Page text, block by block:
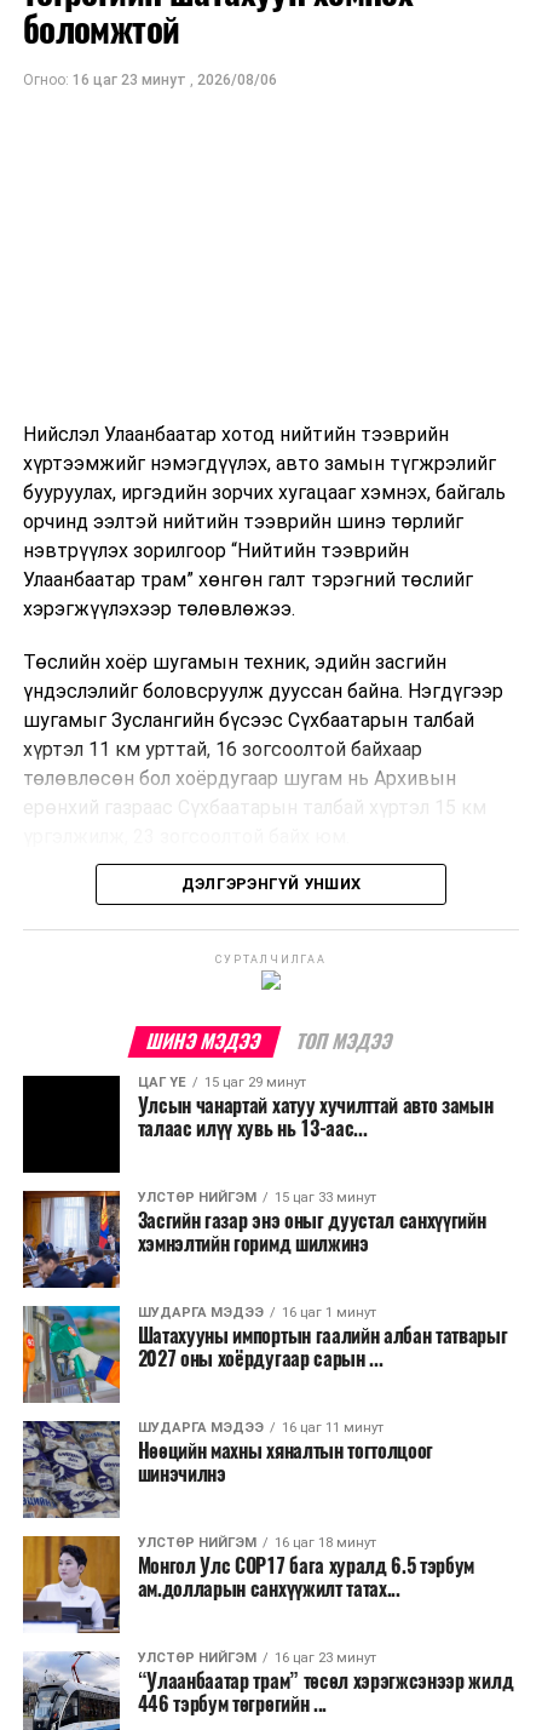
ам.долларбайхаар тооцжээ.
боломжтой
Огноо: 16 цаг 23 минут , 2026/08/06
Нийслэл Улаанбаатар хотод нийтийн тээврийн
хүртээмжийг нэмэгдүүлэх, авто замын түгжрэлийг
бууруулах, иргэдийн зорчих хугацааг хэмнэх, байгаль
орчинд ээлтэй нийтийн тээврийн шинэ төрлийг
нэвтрүүлэх зорилгоор “Нийтийн тээврийн
Улаанбаатар трам” хөнгөн галт тэрэгний төслийг
хэрэгжүүлэхээр төлөвлөжээ.
Төслийн хоёр шугамын техник, эдийн засгийн
үндэслэлийг боловсруулж дууссан байна. Нэгдүгээр
шугамыг Зуслангийн бүсээс Сүхбаатарын талбай
хүртэл 11 км урттай, 16 зогсоолтой байхаар
төлөвлөсөн бол хоёрдугаар шугам нь Архивын
ерөнхий газраас Сүхбаатарын талбай хүртэл 15 км
Төслийг бүрэн хэрэгжүүлснээр цагт 10-12 мянган
Трамвайн системийг хөгжүүлснээр нийтийн тээвэрт
суурилсан хот төлөвлөлтийг дэмжиж, шугам болон
зогсоолуудыг түшиглэсэн худалдаа, үйлчилгээ, орон
сууцны шинэ бүсүүд бий болох боломжтой. Үүний
зэрэгцээ ажлын байр нэмэгдэх, жижиг, дунд
бизнесийн үйл ажиллагаа өргөжих, үл хөдлөх
хөрөнгийн үнэ цэнэ өсөх зэрэг эдийн засгийн эерэг
үр нөлөө үзүүлнэ гэж тооцсон байна.
Трамвай нь цахилгаан эрчим хүчээр ажилладаг тул
ашиглалтын явцад агаар бохирдуулагч бодис шууд
ялгаруулахгүй. Иргэд хувийн автомашинаас их
багтаамжийн нийтийн тээвэрт шилжсэнээр замын
хөдөлгөөний ачаалал, нүүрстөрөгчийн давхар исэл
болон бусад хүлэмжийн хийн ялгарлыг бууруулах ач
холбогдолтой.
Түгжрэлээс үүдэлтэй эдийн засгийн алдагдлыг
тооцоход нэг автомашин өдөрт дунджаар 2.5 цаг
түгжрэлд саатахдаа 3.45 литр шатахууныг үр ашиггүй
зарцуулдаг байна. Ингэснээр нэг жолооч өдөрт
8,238.6 төгрөг, жилд 1.7 сая гаруй төгрөгийн
шатахууны зардлыг зөвхөн түгжрэлд алддаг аж.
“Улаанбаатар трам” төсөл хэрэгжиж, авто замын
ДЭЛГЭРЭНГҮЙ УНШИХ
СУРТАЛЧИЛГАА
ШИНЭ МЭДЭЭ ТОП МЭДЭЭ
ЦАГ ҮЕ 15 цаг 29 минут
Улсын чанартай хатуу хучилттай авто замын
талаас илүү хувь нь 13-аас...
УЛСТӨР НИЙГЭМ 15 цаг 33 минут
Засгийн газар энэ оныг дуустал санхүүгийн
хэмнэлтийн горимд шилжинэ
ШУДАРГА МЭДЭЭ 16 цаг 1 минут
Шатахууны импортын гаалийн албан татварыг
2027 оны хоёрдугаар сарын ...
ШУДАРГА МЭДЭЭ 16 цаг 11 минут
Нөөцийн махны хяналтын тогтолцоог
шинэчилнэ
УЛСТӨР НИЙГЭМ 16 цаг 18 минут
Монгол Улс COP17 бага хуралд 6.5 тэрбум
ам.долларын санхүүжилт татах...
УЛСТӨР НИЙГЭМ 16 цаг 23 минут
“Улаанбаатар трам” төсөл хэрэгжсэнээр жилд
446 тэрбум төгрөгийн ...